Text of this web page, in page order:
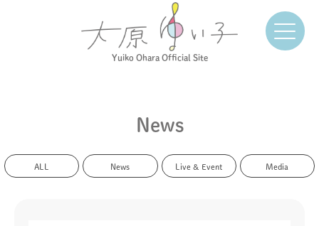
Yuiko Ohara Official Site
News
ALL News Live & Event Media